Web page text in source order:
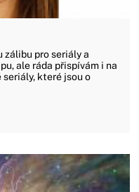
zálibu pro seriály a
ale ráda přispívám i na
seriály, které jsou o